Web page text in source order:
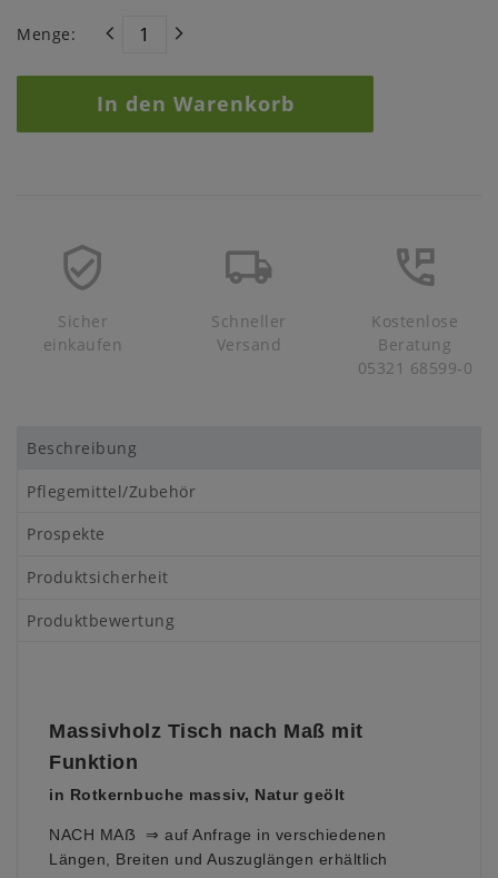
Menge:
In den Warenkorb
Sicher
einkaufen
Schneller
Versand
Kostenlose
Beratung
05321 68599-0
Beschreibung
Pflegemittel/Zubehör
Prospekte
Produktsicherheit
Produktbewertung
Massivholz Tisch nach Maß mit
Funktion
in Rotkernbuche massiv, Natur geölt
NACH MAẞ ⇒ auf Anfrage in verschiedenen
Längen, Breiten und Auszuglängen erhältlich